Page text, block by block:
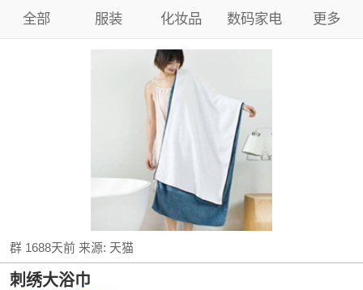
全部 服装 化妆品 数码家电 更多
群 1688天前来源: 天猫
刺绣大浴巾